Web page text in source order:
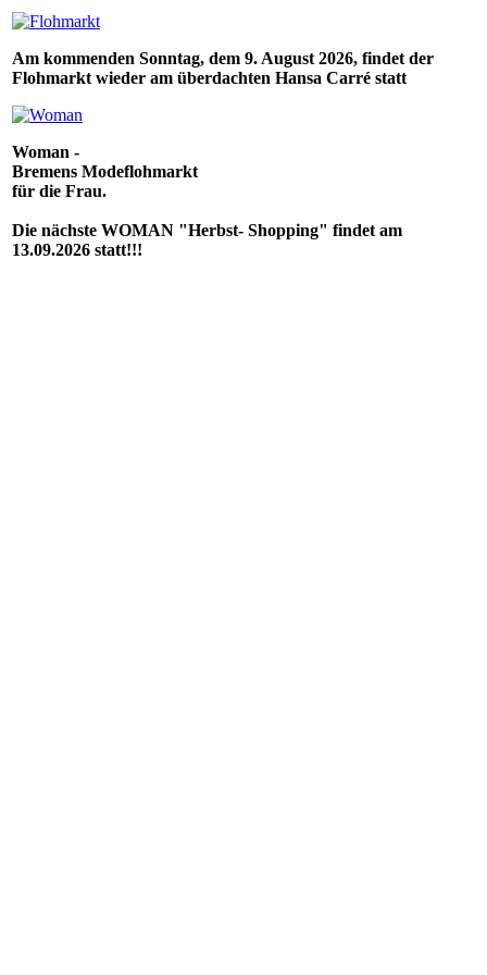
Am kommenden Sonntag, dem 9. August 2026, findet der
Flohmarkt wieder am überdachten Hansa Carré statt
Woman -
Bremens Modeflohmarkt
für die Frau.
Die nächste WOMAN "Herbst- Shopping" findet am
13.09.2026 statt!!!